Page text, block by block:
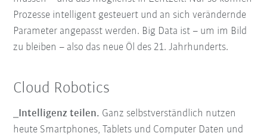
Prozesse intelligent gesteuert und an sich verändernde
Parameter angepasst werden. Big Data ist – um im Bild
zu bleiben – also das neue Öl des 21. Jahrhunderts.
Cloud Robotics
_Intelligenz teilen. Ganz selbstverständlich nutzen
heute Smartphones, Tablets und Computer Daten und